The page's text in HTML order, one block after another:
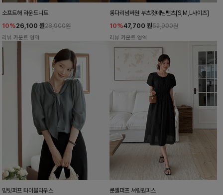
소프트해 라운드니트
10%26,100 원28,900원
리뷰 카운트 영역
롱다리넘버원 부츠컷데님팬츠[S,M,L사이즈]
10%47,700 원52,900원
리뷰 카운트 영역
밍팃퍼프 타이블라우스 룬셀퍼프 셔링원피스